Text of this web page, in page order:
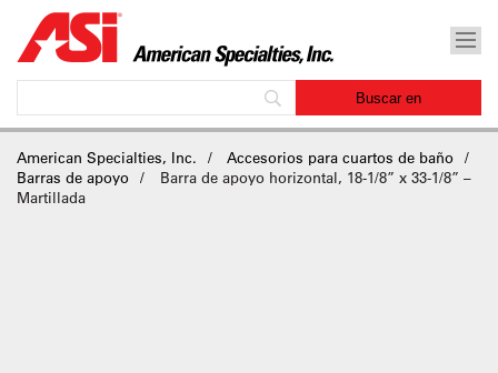
American Specialties, Inc.
Accesorios para cuartos de baño
Barras de apoyo
Barra de apoyo horizontal, 18-1/8” x 33-1/8” –
Martillada